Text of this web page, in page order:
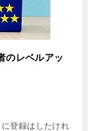
のレベルアッ
に登録はしたけれ